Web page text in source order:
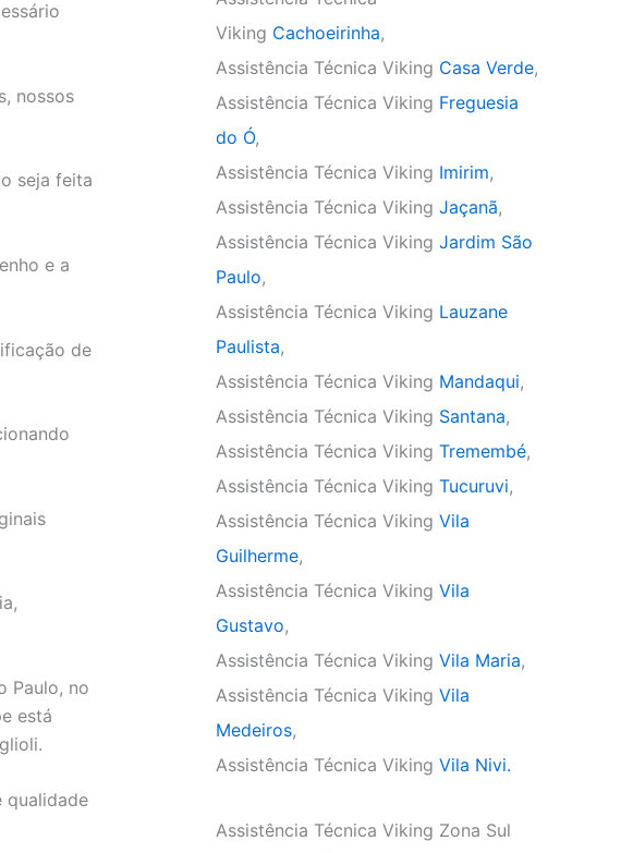
nossos
seja feita
e a
de
Paulo, no
está
qualidade
Viking Cachoeirinha,
Assistência Técnica Viking Casa Verde,
Assistência Técnica Viking Freguesia
do Ó,
Assistência Técnica Viking Imirim,
Assistência Técnica Viking Jaçanã,
Assistência Técnica Viking Jardim São
Paulo,
Assistência Técnica Viking Lauzane
Paulista,
Assistência Técnica Viking Mandaqui,
Assistência Técnica Viking Santana,
Assistência Técnica Viking Tremembé,
Assistência Técnica Viking Tucuruvi,
Assistência Técnica Viking Vila
Guilherme,
Assistência Técnica Viking Vila
Gustavo,
Assistência Técnica Viking Vila Maria,
Assistência Técnica Viking Vila
Medeiros,
Assistência Técnica Viking Vila Nivi.
Assistência Técnica Viking Zona Sul